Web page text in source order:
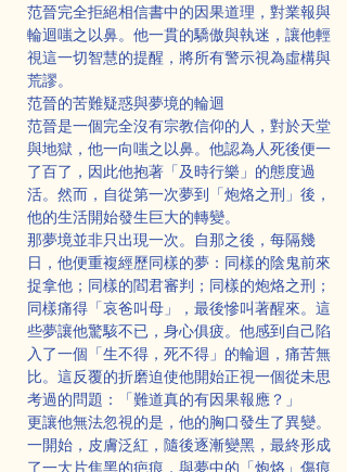
范晉完全拒絕相信書中的因果道理，對業報與
輪迴嗤之以鼻。他一貫的驕傲與執迷，讓他輕
視這一切智慧的提醒，將所有警示視為虛構與
荒謬。
范晉的苦難疑惑與夢境的輪迴
范晉是一個完全沒有宗教信仰的人，對於天堂
與地獄，他一向嗤之以鼻。他認為人死後便一
了百了，因此他抱著「及時行樂」的態度過
活。然而，自從第一次夢到「炮烙之刑」後，
他的生活開始發生巨大的轉變。
那夢境並非只出現一次。自那之後，每隔幾
日，他便重複經歷同樣的夢：同樣的陰鬼前來
捉拿他；同樣的閻君審判；同樣的炮烙之刑；
同樣痛得「哀爸叫母」，最後慘叫著醒來。這
些夢讓他驚駭不已，身心俱疲。他感到自己陷
入了一個「生不得，死不得」的輪迴，痛苦無
比。這反覆的折磨迫使他開始正視一個從未思
考過的問題：「難道真的有因果報應？」
更讓他無法忽視的是，他的胸口發生了異變。
一開始，皮膚泛紅，隨後逐漸變黑，最終形成
了一大片焦黑的疤痕，與夢中的「炮烙」傷痕